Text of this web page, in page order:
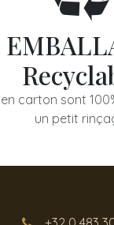
carton sont
un petit